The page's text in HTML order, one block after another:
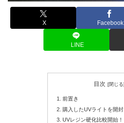
X Facebook
LINE
目次
前置き
購入したUVライトを開封
UVレジン硬化比較開始！